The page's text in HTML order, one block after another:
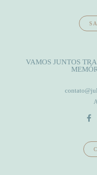
VAMOS JUNTOS